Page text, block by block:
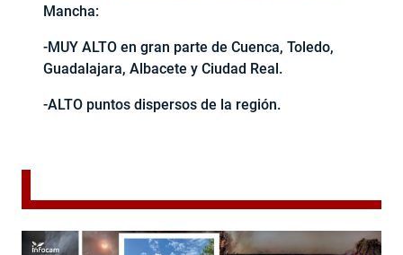
Mancha:
-MUY ALTO en gran parte de Cuenca, Toledo,
Guadalajara, Albacete y Ciudad Real.
-ALTO puntos dispersos de la región.